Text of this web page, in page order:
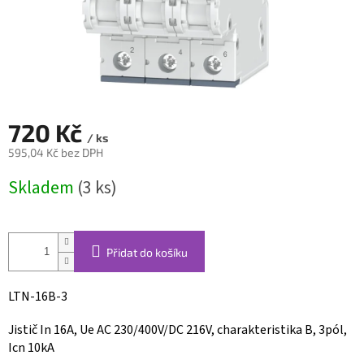
720 Kč / ks
595,04 Kč bez DPH
cena:
Skladem (3 ks)
Přidat do košíku
LTN-16B-3
Jistič In 16A, Ue AC 230/400V/DC 216V, charakteristika B, 3pól,
Icn 10kA